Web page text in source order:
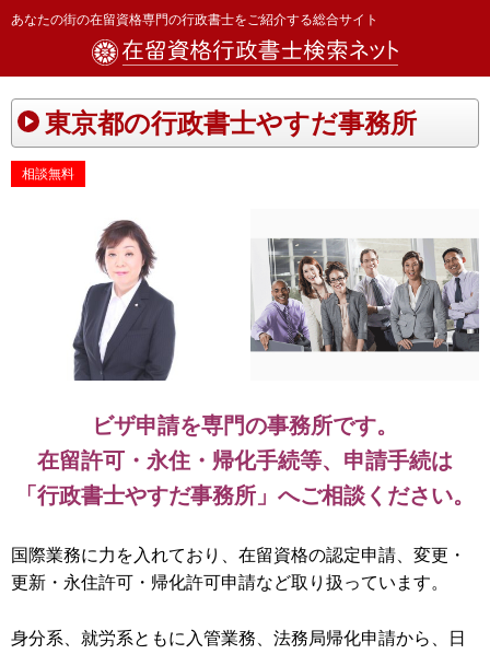
あなたの街の在留資格専門の行政書士をご紹介する総合サイト
東京都の行政書士やすだ事務所
相談無料
ビザ申請を専門の事務所です。
在留許可・永住・帰化手続等、申請手続は
「行政書士やすだ事務所」へご相談ください。
国際業務に力を入れており、在留資格の認定申請、変更・
更新・永住許可・帰化許可申請など取り扱っています。
身分系、就労系ともに入管業務、法務局帰化申請から、日